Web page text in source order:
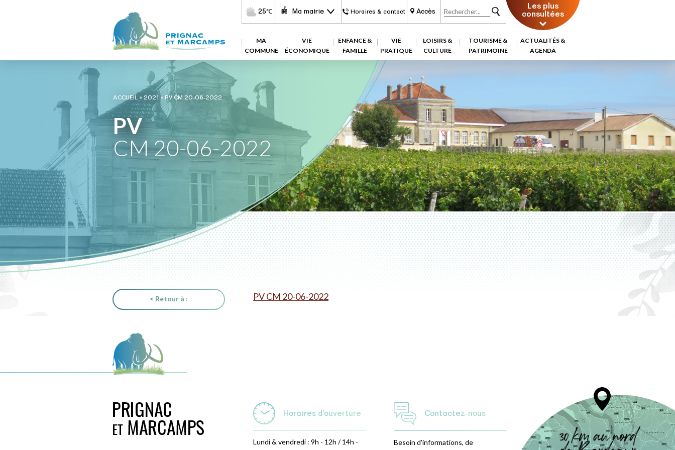
25℃ Ma mairie Horaires & contact Accès Les plus
consultées
MA
COMMUNE
VIE
ÉCONOMIQUE
ENFANCE &
FAMILLE
VIE
PRATIQUE
LOISIRS &
CULTURE
TOURISME &
PATRIMOINE
ACTUALITÉS &
AGENDA
ACCUEIL»2021 »PV CM 20-06-2022
PV
CM 20-06-2022
< Retour à : PV CM 20-06-2022
Horaires d'ouverture
Lundi & vendredi : 9h - 12h / 14h -
Contactez-nous
Besoin d'informations, de